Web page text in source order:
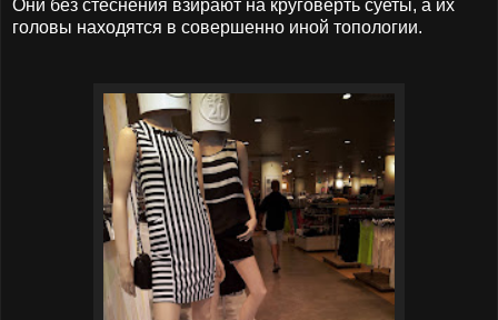
Они без стеснения взирают на круговерть суеты, а их
головы находятся в совершенно иной топологии.